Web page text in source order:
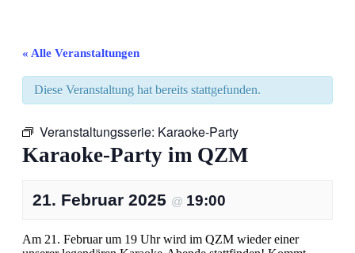
« Alle Veranstaltungen
Diese Veranstaltung hat bereits stattgefunden.
Veranstaltungsserie: Karaoke-Party
Karaoke-Party im QZM
21. Februar 2025 @ 19:00
Am 21. Februar um 19 Uhr wird im QZM wieder einer